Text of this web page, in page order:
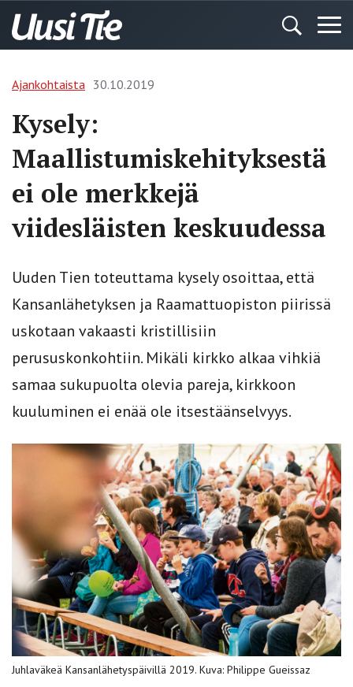
Ajankohtaista 30.10.2019
Kysely:
Maallistumiskehityksestä
ei ole merkkejä
viidesläisten keskuudessa
Uuden Tien toteuttama kysely osoittaa, että
Kansanlähetyksen ja Raamattuopiston piirissä
uskotaan vakaasti kristillisiin
perususkonkohtiin. Mikäli kirkko alkaa vihkiä
samaa sukupuolta olevia pareja, kirkkoon
kuuluminen ei enää ole itsestäänselvyys.
Juhlaväkeä Kansanlähetyspäivillä 2019. Kuva: Philippe Gueissaz